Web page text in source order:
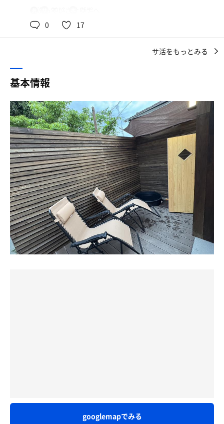
呂と外気浴ができ、奥のドアを開けた先がサウナの露天完
結型！
で手前に低い座面と奥に広い上段座面がある造り。
め、夜は薄暗く落ち着いた雰囲気なのでメディテーション
に楽しめるかと。
温度計は80℃を下回っているが、薪を自身で焚べて調整で
きセルフロウリュで湿度を足して熱くすることも可能。
薪特有の柔らかい熱を広い上段で寝そべりながら堪能でき
るのが気持ち良くてたまらない！
天井が高い分セルフロウリュすれば、時間差でウィスキー
樽の薪を焚べ燃える香りとサービスのアロマ水の良い香り
の蒸気がゆっくり全身に降り注ぎ、熱い蒸気を全身で堪能
してサウナ室を出る。
水風呂はウッドデッキ低い位置にある大きく深さもあるポ
リバケツ型。
チラーは入っていないため水温は気候変動を受けるが、水
質良い熊本玉名の地下水を近くのホースから掛け流しで楽
んでしたが、そこは薪サウナ、アロマ水をロウリュすると
すぐさま室温が上がりポカポカしてきました。
くつろぎスペースにはAmazonスピーカーのアレクサが置
かれてあり好きな曲を流せるのですが、ここは設計的に素
晴らしいというか、音楽が隣のサウナ室まで聞こえてくる
ように設計されているようでした。（私はアイリッシュ音
楽を流しました。）
じっくりと3セット堪能させて頂きました。
残念な点でいいますとロウリュをした際に扉が開いてしま
うので閉めに行かなくてはならないのが少し面倒でした。
赤坂のサウナの事件等あり、開けやすくなっているのはわ
かりますが少し改善して欲しい点でした。
敷地内には何やらまた、サウナっぽいのが作られ始めてい
たので、次のお知らせを楽しみに待ちます（笑）
※余談ですが、今回、職場のサウナ好きから頂いたタオル
前の人から30分くらい空くので入ってすぐは薪は足してく
本入れてくれましたが焼け石に水って感じでした
10月位が狙い目とおもわれます
ロウリュ用のアロマ水付きのプランで予約したのでラベン
ダーの香りで気持ちよくリラックスできました
サウナに時計が無いけどスマートスピーカーが置いてある
ので問題なしでした
シャワー室が狭いので身体が洗いにくいってのがちょっと
残念でしたが
全体的にはいい感じでした
0 17
サ活をもっとみる
基本情報
googlemapでみる